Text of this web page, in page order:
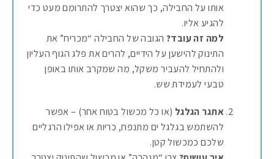
אותו על החבילה, כך שהוא יצטרך להתרומם מעט כדי
להגיע אליו.
למה זה עובד? הגובה של החבילה “מכריח” את
התינוק להישען על הידיים, להרים את פלג הגוף העליון
ולהתחיל להעביר משקל, מה שמקרב אותו באופן
טבעי לעמידת שש.
אתגר הגלגל (או כל מכשול בטוח אחר) – אפשר
להשתמש בגלגל ים מתנפח, כריות או אפילו הרגליים
שלכם כמכשול קטן.